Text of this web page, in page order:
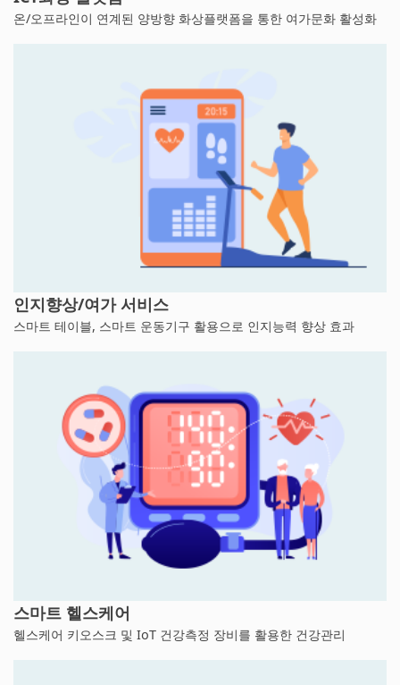
온/오프라인이 연계된 양방향 화상플랫폼을 통한 여가문화 활성화
인지향상/여가 서비스
스마트 테이블, 스마트 운동기구 활용으로 인지능력 향상 효과
스마트 헬스케어
헬스케어 키오스크 및 IoT 건강측정 장비를 활용한 건강관리